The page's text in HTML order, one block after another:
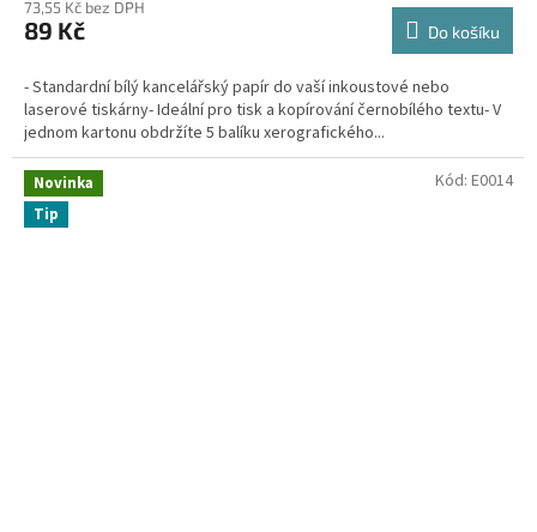
73,55 Kč bez DPH
89 Kč Do košíku
- Standardní bílý kancelářský papír do vaší inkoustové nebo
laserové tiskárny- Ideální pro tisk a kopírování černobílého textu- V
jednom kartonu obdržíte 5 balíku xerografického...
Novinka
Tip
Kód: E0014